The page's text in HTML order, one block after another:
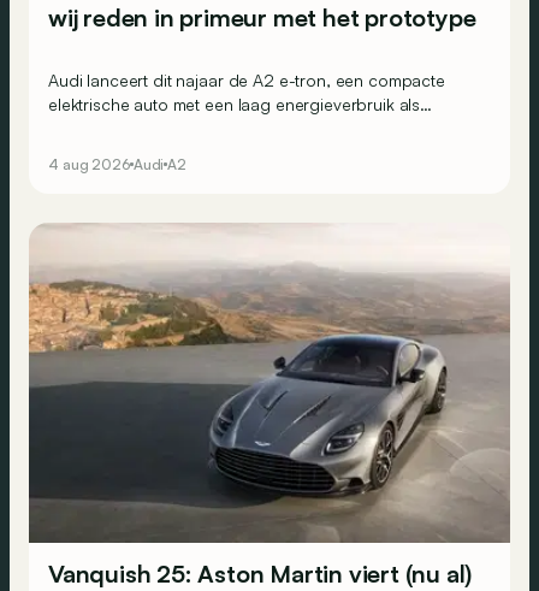
wij reden in primeur met het prototype
Audi lanceert dit najaar de A2 e-tron, een compacte
elektrische auto met een laag energieverbruik als
4 aug 2026 Audi A2
Vanquish 25: Aston Martin viert (nu al)